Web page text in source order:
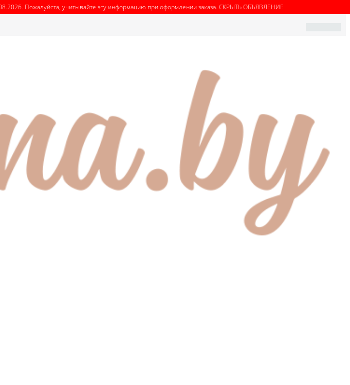
Пожалуйста, учитывайте эту информацию при оформлении заказа. СКРЫТЬ ОБЪЯВЛЕНИЕ